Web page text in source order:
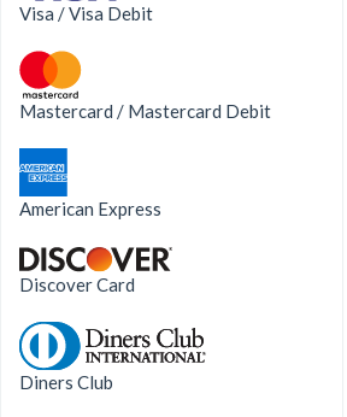
Visa / Visa Debit
Mastercard / Mastercard Debit
American Express
Discover Card
Diners Club